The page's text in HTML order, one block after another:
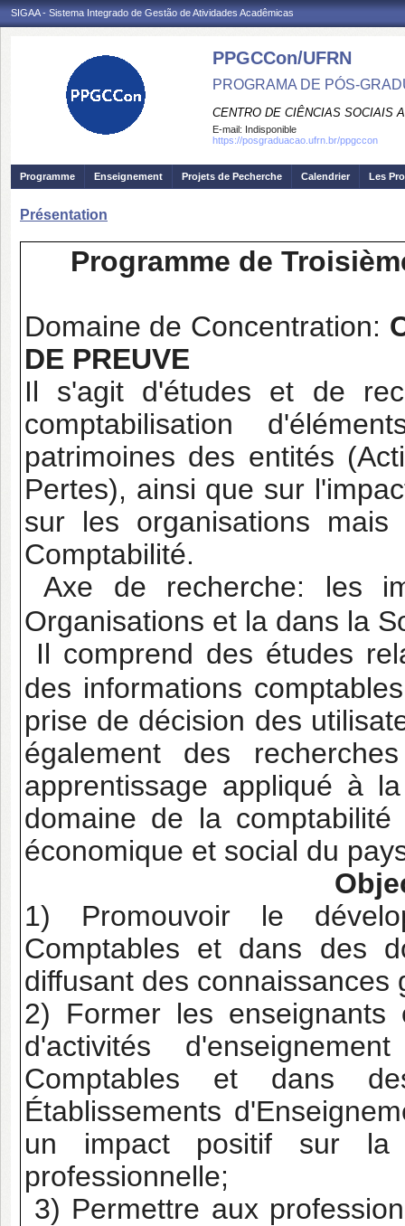
SIGAA - Sistema Integrado de Gestão de Atividades Acadêmicas
PPGCCon/UFRN
PROGRAMA DE PÓS-
CENTRO DE CIÊNCIAS SOCIAIS
E-mail: Indisponible
https://posgraduacao.ufrn.br/ppgccon
Programme Enseignement Projets de Pecherche Calendrier Les
Présentation
Programme de
Domaine de Concentration:
DE PREUVE
Il s'agit d'études et de
comptabilisation
patrimoines des entités
Pertes), ainsi que sur
sur les organisations
Comptabilité.
Axe de recherche: les
Organisations et la dans la
Il comprend des études
des informations
prise de décision des
également des
apprentissage appliqué à
domaine de la
économique et social du
1) Promouvoir le
Comptables et dans des
diffusant des
2) Former les enseignants
d'activités
Comptables et dans
Établissements
un impact positif sur la
professionnelle;
3) Permettre aux